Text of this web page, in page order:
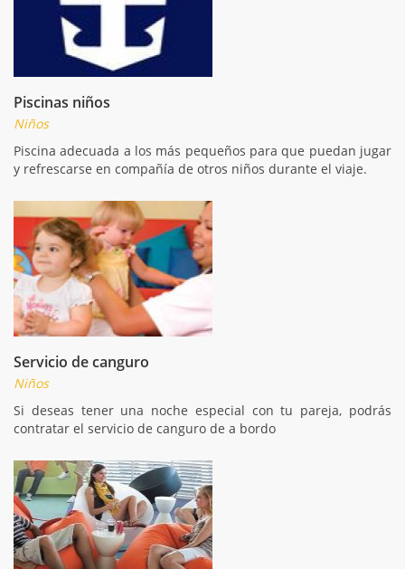
Piscinas niños
Niños
Piscina adecuada a los más pequeños para que puedan jugar
y refrescarse en compañía de otros niños durante el viaje.
Servicio de canguro
Niños
Si deseas tener una noche especial con tu pareja, podrás
contratar el servicio de canguro de a bordo